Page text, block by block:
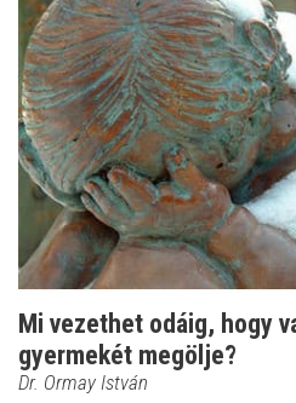
Mi vezethet odáig, hogy
gyermekét megölje?
Dr. Ormay István